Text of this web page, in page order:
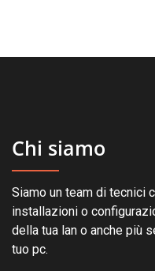
Chi siamo
Siamo un team di tecnici
installazioni o
della tua lan o anche più
tuo pc.